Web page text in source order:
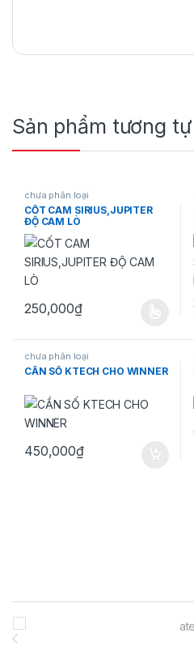
Sản phẩm tương tự
chưa phân loại
CỐT CAM SIRIUS,JUPITER
ĐỘ CAM LÒ
250,000₫
Sản phẩm này có nhiều biến
chưa phân loại
CẦN SỐ KTECH CHO WINNER
450,000₫
Brands Carousel